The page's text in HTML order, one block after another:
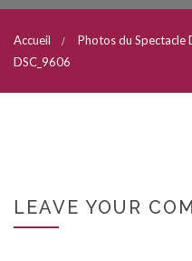
Accueil Photos du Spectacle
DSC_9606
LEAVE YOUR